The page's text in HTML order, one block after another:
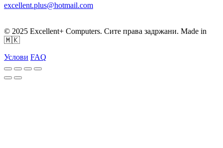
excellent.plus@hotmail.com
© 2025 Excellent+ Computers. Сите права задржани. Made in
🇲🇰
Услови FAQ